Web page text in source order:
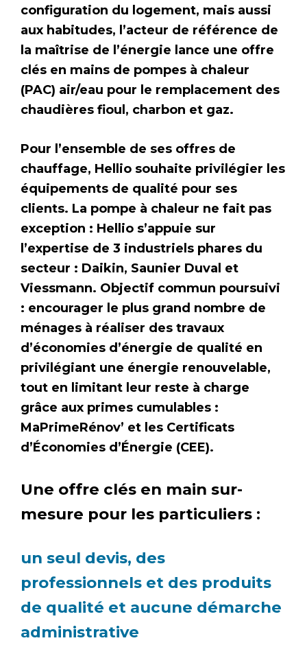
configuration du logement, mais aussi
aux habitudes, l’acteur de référence de
la maîtrise de l’énergie lance une offre
clés en mains de pompes à chaleur
(PAC) air/eau pour le remplacement des
chaudières fioul, charbon et gaz.
Pour l’ensemble de ses offres de
chauffage, Hellio souhaite privilégier les
équipements de qualité pour ses
clients. La pompe à chaleur ne fait pas
exception : Hellio s’appuie sur
l’expertise de 3 industriels phares du
secteur : Daikin, Saunier Duval et
Viessmann. Objectif commun poursuivi
: encourager le plus grand nombre de
ménages à réaliser des travaux
d’économies d’énergie de qualité en
privilégiant une énergie renouvelable,
tout en limitant leur reste à charge
grâce aux primes cumulables :
MaPrimeRénov’ et les Certificats
d’Économies d’Énergie (CEE).
Une offre clés en main sur-
mesure pour les particuliers :
un seul devis, des
professionnels et des produits
de qualité et aucune démarche
administrative